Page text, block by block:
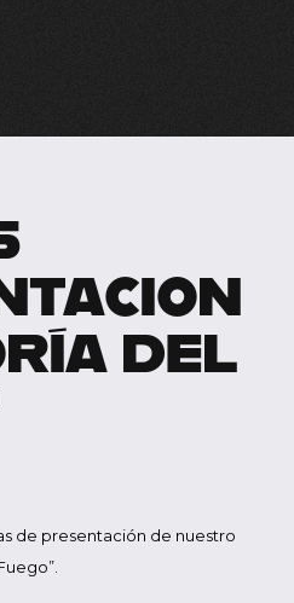
DEL
de presentación de nuestro